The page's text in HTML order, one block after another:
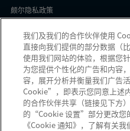
颇尔隐私政策
Cookie声明
隐私与协议
京ICP备17058851号-1
颇尔中国官微
发现可疑信息？如果您收到可疑电子
我们及我们的合作伙伴使用
直接向我们提供的部分数据（
使用我们网站的体验，根据您
为您提供个性化的广告和内容
容，展开分析并衡量我们广告
Cookie”，即表示您同意上述
的合作伙伴共享（链接见下方
的“Cookie 设置”部分更改您
《Cookie 通知》，了解有关